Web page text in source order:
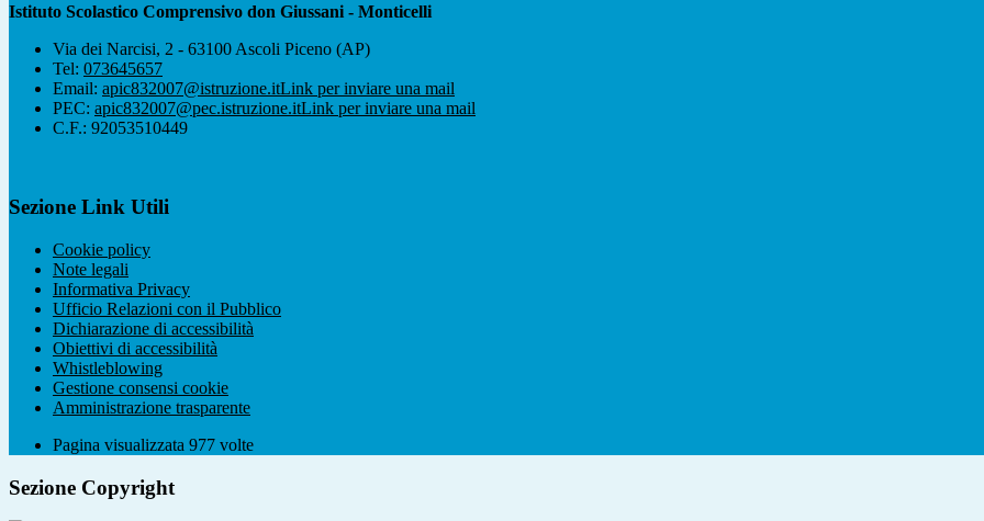
Istituto Scolastico Comprensivo don Giussani - Monticelli
Via dei Narcisi, 2 - 63100 Ascoli Piceno (AP)
Tel: 073645657
Email: apic832007@istruzione.itLink per inviare una mail
PEC: apic832007@pec.istruzione.itLink per inviare una mail
C.F.: 92053510449
Sezione Link Utili
Cookie policy
Note legali
Informativa Privacy
Ufficio Relazioni con il Pubblico
Dichiarazione di accessibilità
Obiettivi di accessibilità
Whistleblowing
Gestione consensi cookie
Amministrazione trasparente
Pagina visualizzata 977 volte
Sezione Copyright